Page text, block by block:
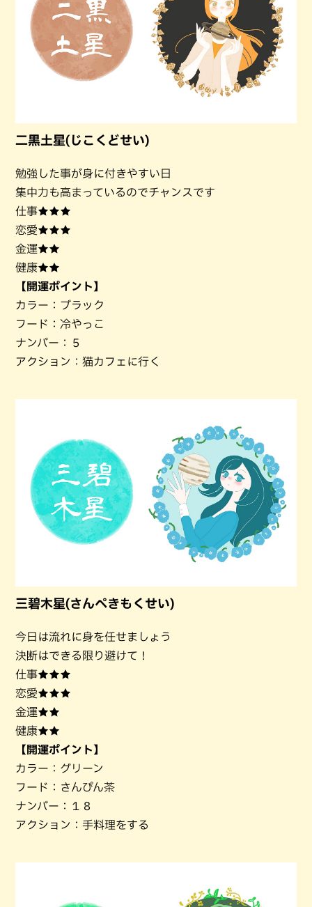
二黒土星(じこくどせい)
勉強した事が身に付きやすい日
集中力も高まっているのでチャンスです
仕事★★★
恋愛★★★
金運★★
健康★★
【開運ポイント】
カラー：ブラック
フード：冷やっこ
ナンバー：５
アクション：猫カフェに行く
三碧木星(さんぺきもくせい)
今日は流れに身を任せましょう
決断はできる限り避けて！
仕事★★★
恋愛★★★
金運★★
健康★★
【開運ポイント】
カラー：グリーン
フード：さんぴん茶
ナンバー：１８
アクション：手料理をする